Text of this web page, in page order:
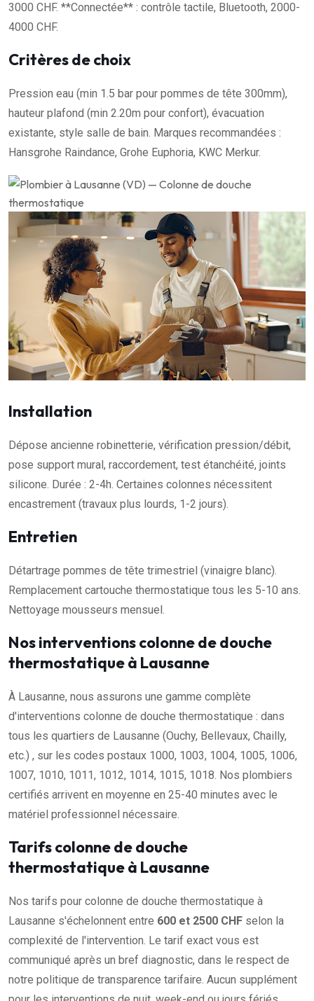
3000 CHF. **Connectée** : contrôle tactile, Bluetooth, 2000-
4000 CHF.
Critères de choix
Pression eau (min 1.5 bar pour pommes de tête 300mm),
hauteur plafond (min 2.20m pour confort), évacuation
existante, style salle de bain. Marques recommandées :
Hansgrohe Raindance, Grohe Euphoria, KWC Merkur.
Installation
Dépose ancienne robinetterie, vérification pression/débit,
pose support mural, raccordement, test étanchéité, joints
silicone. Durée : 2-4h. Certaines colonnes nécessitent
encastrement (travaux plus lourds, 1-2 jours).
Entretien
Détartrage pommes de tête trimestriel (vinaigre blanc).
Remplacement cartouche thermostatique tous les 5-10 ans.
Nettoyage mousseurs mensuel.
Nos interventions colonne de douche
thermostatique à Lausanne
À Lausanne, nous assurons une gamme complète
d'interventions colonne de douche thermostatique : dans
tous les quartiers de Lausanne (Ouchy, Bellevaux, Chailly,
etc.) , sur les codes postaux 1000, 1003, 1004, 1005, 1006,
1007, 1010, 1011, 1012, 1014, 1015, 1018. Nos plombiers
certifiés arrivent en moyenne en 25-40 minutes avec le
matériel professionnel nécessaire.
Tarifs colonne de douche
thermostatique à Lausanne
Nos tarifs pour colonne de douche thermostatique à
Lausanne s'échelonnent entre 600 et 2500 CHF selon la
complexité de l'intervention. Le tarif exact vous est
communiqué après un bref diagnostic, dans le respect de
notre politique de transparence tarifaire. Aucun supplément